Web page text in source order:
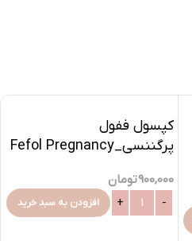
کپسول ففول
پرگننسی_Fefol Pregnancy
900,000تومان
افزودن به سبد خرید